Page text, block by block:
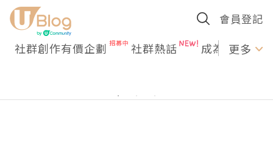
會員登記
社群創作有價企劃 社群熱話 成為U更多